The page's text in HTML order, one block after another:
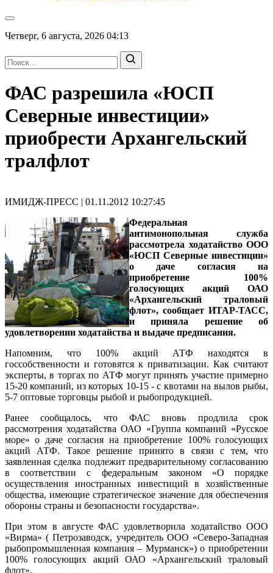
Четверг, 6 августа, 2026 04:13
ФАС разрешила «ЮСП
Северные инвестиции»
приобрести Архангельский
тралфлот
ИМИДЖ-ПРЕСС | 01.11.2012 10:27:45
Федеральная
антимонопольная служба
рассмотрела ходатайство ООО
«ЮСП Северные инвестиции»
о даче согласия на
приобретение 100%
голосующих акций ОАО
«Архангельский траловый
флот», сообщает ИТАР-ТАСС,
и приняла решение об
удовлетворении ходатайства и выдаче предписания.
Напомним, что 100% акций АТФ находятся в
госсобственности и готовятся к приватизации. Как считают
эксперты, в торгах по АТФ могут принять участие примерно
15-20 компаний, из которых 10-15 - с квотами на вылов рыбы,
5-7 оптовые торговцы рыбой и рыбопродукцией.
Ранее сообщалось, что ФАС вновь продлила срок
рассмотрения ходатайства ОАО «Группа компаний «Русское
море» о даче согласия на приобретение 100% голосующих
акций АТФ. Такое решение принято в связи с тем, что
заявленная сделка подлежит предварительному согласованию
в соответствии с федеральным законом «О порядке
осуществления иностранных инвестиций в хозяйственные
общества, имеющие стратегическое значение для обеспечения
обороны страны и безопасности государства».
При этом в августе ФАС удовлетворила ходатайство ООО
«Вирма» ( Петрозаводск, учредитель ООО «Северо-Западная
рыбопромышленная компания – Мурманск») о приобретении
100% голосующих акций ОАО «Архангельский траловый
флот».